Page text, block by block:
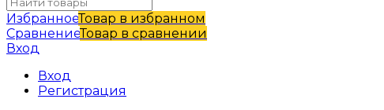
ИзбранноеТовар в избранном
СравнениеТовар в сравнении
Вход
Вход
Регистрация